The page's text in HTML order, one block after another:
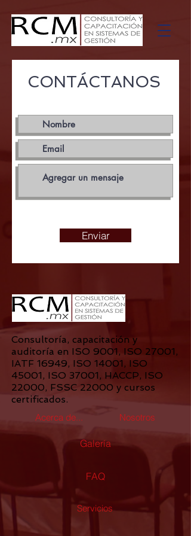
CONTÁCTANOS
Enviar
Consultoría, capacitación y
auditoría en ISO 9001, ISO 27001,
IATF 16949, ISO 14001, ISO
45001, ISO 37001, HACCP, ISO
22000, FSSC 22000 y cursos
certificados.
Acerca de...
Nosotros
Galería
FAQ
Servicios